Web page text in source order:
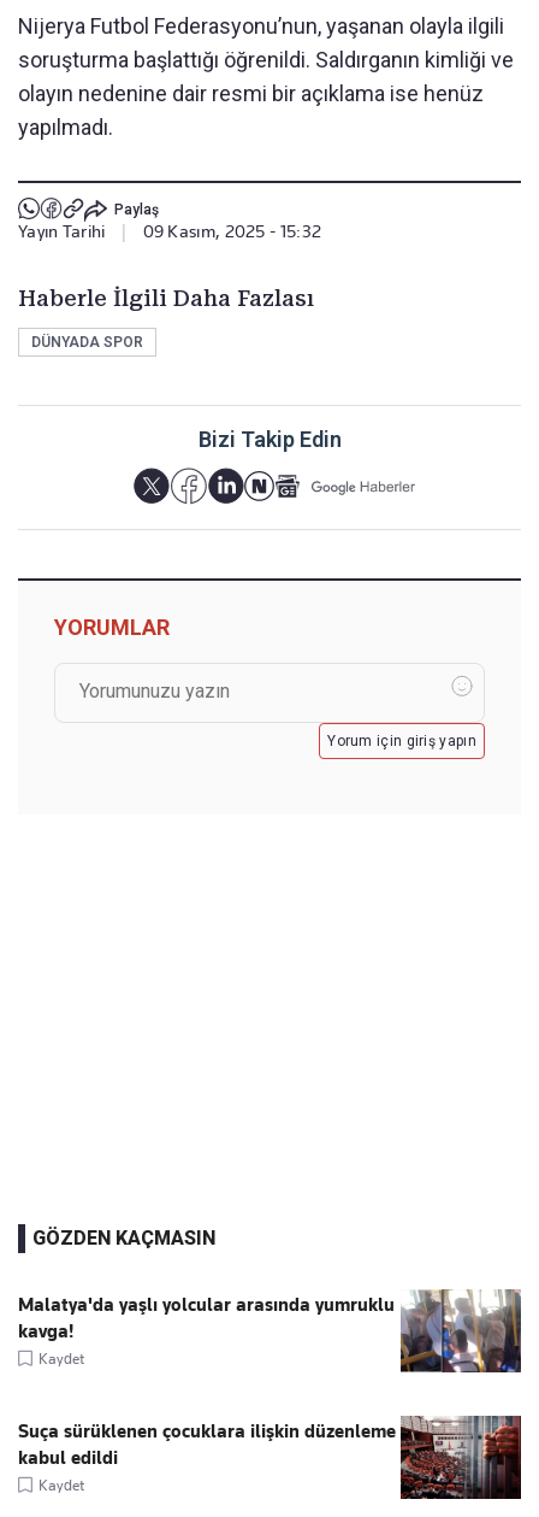
Nijerya Futbol Federasyonu’nun, yaşanan olayla ilgili
soruşturma başlattığı öğrenildi. Saldırganın kimliği ve
olayın nedenine dair resmi bir açıklama ise henüz
yapılmadı.
Paylaş
Yayın Tarihi 09 Kasım, 2025 - 15:32
Haberle İlgili Daha Fazlası
DÜNYADA SPOR
Bizi Takip Edin
YORUMLAR
Yorum için giriş yapın
GÖZDEN KAÇMASIN
Malatya'da yaşlı yolcular arasında yumruklu
kavga!
Kaydet
Suça sürüklenen çocuklara ilişkin düzenleme
kabul edildi
Kaydet